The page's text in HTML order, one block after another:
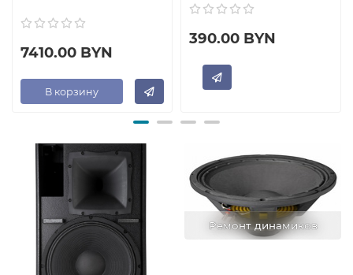
7410.00 BYN
В корзину
390.00 BYN
Ремонт динамиков